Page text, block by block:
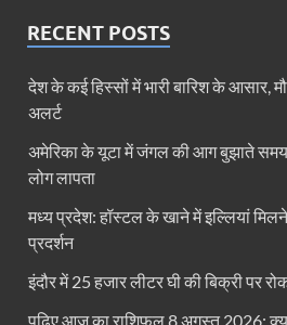
RECENT POSTS
देश के कई हिस्सों में भारी बारिश के आसार,
अलर्ट
अमेरिका के यूटा में जंगल की आग बुझाते
लोग लापता
मध्य प्रदेश: हॉस्टल के खाने में इल्लियां मिलने
प्रदर्शन
इंदौर में 25 हजार लीटर घी की बिक्री पर
पढ़िए आज का राशिफल 8 अगस्त 2026: